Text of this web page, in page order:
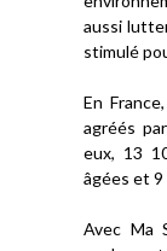
aussi
stimulé
En
agréés
eux, 13
âgées et
Avec Ma